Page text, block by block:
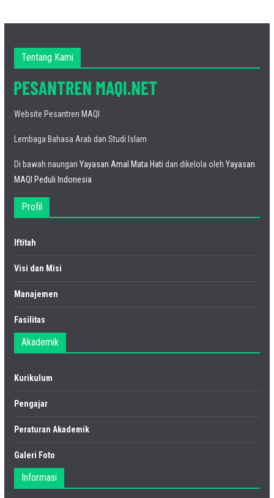
Tentang Kami
Website Pesantren MAQI
Lembaga Bahasa Arab dan Studi Islam
Di bawah naungan Yayasan Amal Mata Hati dan dikelola oleh Yayasan
MAQI Peduli Indonesia
Profil
Iftitah
Visi dan Misi
Manajemen
Fasilitas
Akademik
Kurikulum
Pengajar
Peraturan Akademik
Galeri Foto
Informasi